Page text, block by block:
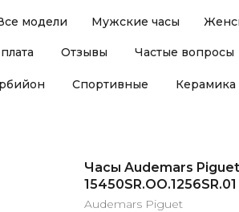
Отзывы Частые вопросы
модели Мужские часы
Спортивные Керамика
Часы Audemars
Audemars Piguet